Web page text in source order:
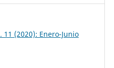
11 (2020): Enero-Junio